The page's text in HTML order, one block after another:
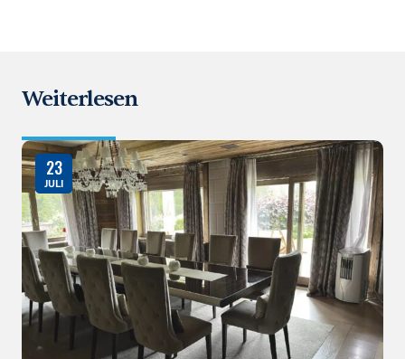
Weiterlesen
23
JULI